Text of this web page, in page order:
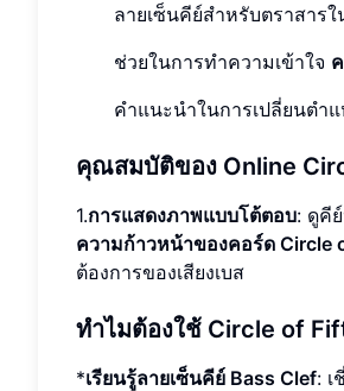
ลายเซ็นคีย์สําหรับตราสารใ
ช่วยในการทําความเข้าใจ
คําแนะนําในการเปลี่ยนตํา
คุณสมบัติของ Online
1.การแสดงภาพแบบโต้ตอบ: ดูคี
ความก้าวหน้าของคอร์ด Circle
ต้องการของเสียงเบส
ทําไมต้องใช้ Circle of
*เรียนรู้ลายเซ็นคีย์ Bass Clef: